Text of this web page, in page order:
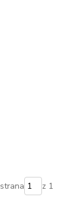
strana z 1